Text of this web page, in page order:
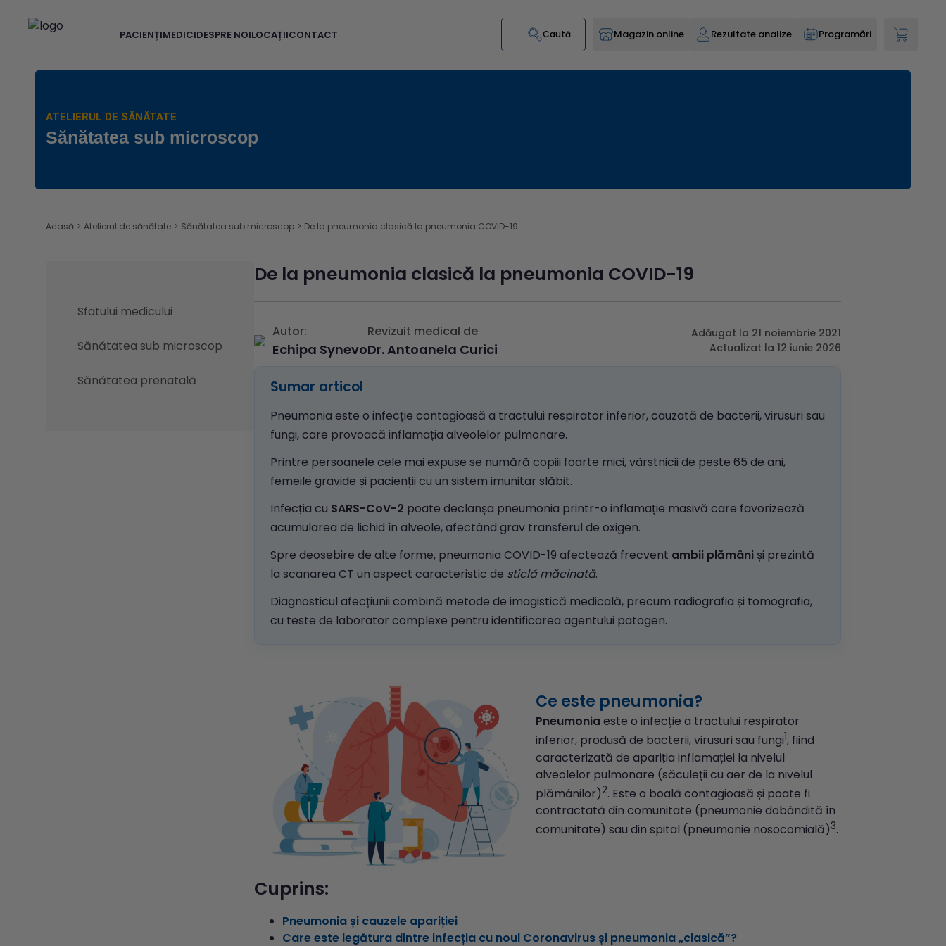
PACIENȚIMEDICIDESPRE NOILOCAȚIICONTACT Caută Magazin online Rezultate analize Programări
ATELIERUL DE SĂNĂTATE
Sănătatea sub microscop
Acasă > Atelierul de sănătate > Sănătatea sub microscop > De la pneumonia clasică la pneumonia COVID-19
Sfatului medicului
Sănătatea sub microscop
Sănătatea prenatală
De la pneumonia clasică la pneumonia COVID-19
Autor:
Echipa Synevo
Revizuit medical de
Dr. Antoanela Curici
Adăugat la 21 noiembrie 2021
Actualizat la 12 iunie 2026
Sumar articol
Pneumonia este o infecție contagioasă a tractului respirator inferior, cauzată de bacterii, virusuri sau
fungi, care provoacă inflamația alveolelor pulmonare.
Printre persoanele cele mai expuse se numără copiii foarte mici, vârstnicii de peste 65 de ani,
femeile gravide și pacienții cu un sistem imunitar slăbit.
Infecția cu SARS-CoV-2 poate declanșa pneumonia printr-o inflamație masivă care favorizează
acumularea de lichid în alveole, afectând grav transferul de oxigen.
Spre deosebire de alte forme, pneumonia COVID-19 afectează frecvent ambii plămâni și prezintă
la scanarea CT un aspect caracteristic de sticlă măcinată.
Diagnosticul afecțiunii combină metode de imagistică medicală, precum radiografia și tomografia,
cu teste de laborator complexe pentru identificarea agentului patogen.
Ce este pneumonia?
Pneumoniaeste o infecție a tractului respirator
inferior, produsă de bacterii, virusuri sau fungi1, fiind
caracterizată de apariția inflamației la nivelul
alveolelor pulmonare (săculeții cu aer de la nivelul
plămânilor)2. Este o boală contagioasă și poate fi
contractată din comunitate (pneumonie dobândită în
comunitate) sau din spital (pneumonie nosocomială)3.
Cuprins:
Pneumonia și cauzele apariției
Care este legătura dintre infecția cu noul Coronavirus și pneumonia „clasică”?